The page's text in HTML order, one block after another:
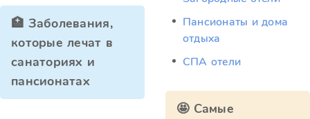
🏥 Заболевания,
которые лечат в
санаториях и
пансионатах
Пансионаты и дома
отдыха
СПА отели
🤩 Самые